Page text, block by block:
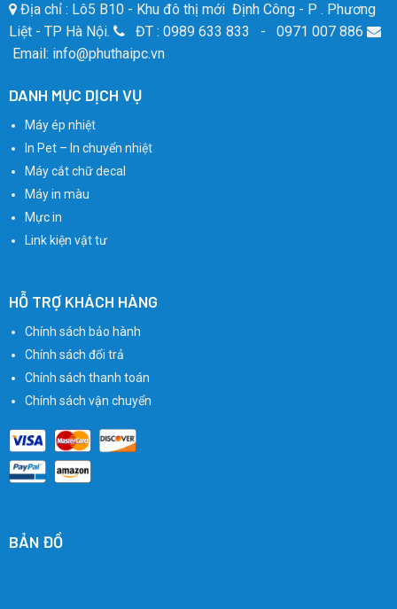
Địa chỉ : Lô5 B10 - Khu đô thị mới Định Công - P . Phương
Liệt - TP Hà Nội.
ĐT : 0989 633 833 - 0971 007 886
Email: info@phuthaipc.vn
DANH MỤC DỊCH VỤ
Máy ép nhiệt
In Pet – In chuyển nhiệt
Máy cắt chữ decal
Máy in màu
Mực in
Link kiện vật tư
HỖ TRỢ KHÁCH HÀNG
Chính sách bảo hành
Chính sách đổi trả
Chính sách thanh toán
Chính sách vận chuyển
BẢN ĐỒ